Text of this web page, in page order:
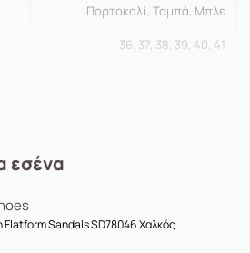
Πορτοκαλί, Ταμπά, Μπλε
36, 37, 38, 39, 40, 41
εσένα
Flatform Sandals SD78046 Χαλκός